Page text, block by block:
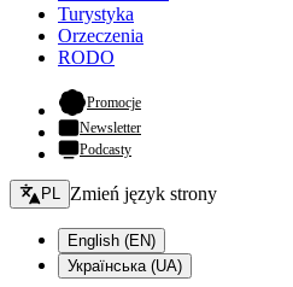
Turystyka
Orzeczenia
RODO
Promocje- otwiera się w nowej karcie
Newsletter
Podcasty
Zmień język - bieżący:
PL Zmień język strony
English (EN)
Українська (UA)